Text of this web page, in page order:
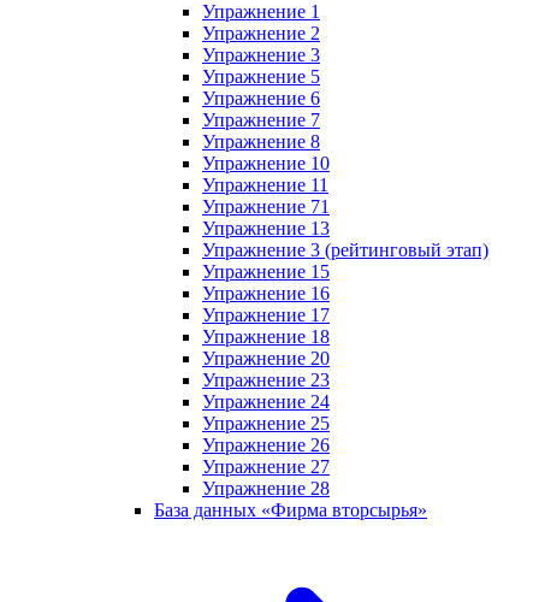
Упражнение 1
Упражнение 2
Упражнение 3
Упражнение 5
Упражнение 6
Упражнение 7
Упражнение 8
Упражнение 10
Упражнение 11
Упражнение 71
Упражнение 13
Упражнение 3 (рейтинговый этап)
Упражнение 15
Упражнение 16
Упражнение 17
Упражнение 18
Упражнение 20
Упражнение 23
Упражнение 24
Упражнение 25
Упражнение 26
Упражнение 27
Упражнение 28
База данных «Фирма вторсырья»